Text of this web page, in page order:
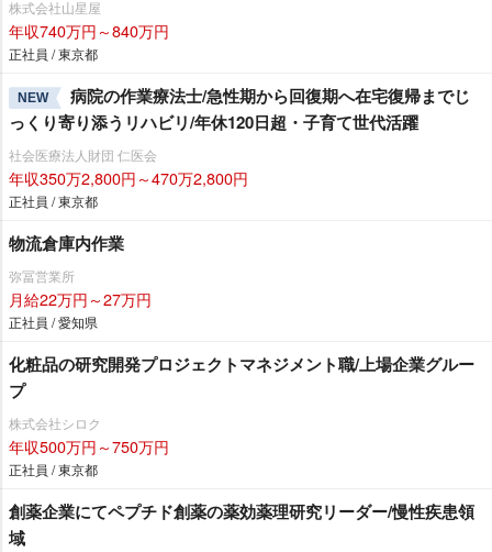
株式会社山星屋
年収740万円～840万円
正社員 / 東京都
NEW
病院の作業療法士/急性期から回復期へ在宅復帰までじ
っくり寄り添うリハビリ/年休120日超・子育て世代活躍
社会医療法人財団 仁医会
年収350万2,800円～470万2,800円
正社員 / 東京都
物流倉庫内作業
弥冨営業所
月給22万円～27万円
正社員 / 愛知県
化粧品の研究開発プロジェクトマネジメント職/上場企業グルー
プ
株式会社シロク
年収500万円～750万円
正社員 / 東京都
創薬企業にてペプチド創薬の薬効薬理研究リーダー/慢性疾患領
域